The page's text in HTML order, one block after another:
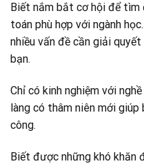
Biết nắm bắt cơ hội để tìm
toán phù hợp với ngành
nhiều vấn đề cần giải
bạn.
Chỉ có kinh nghiệm với
làng có thâm niên mới
công.
Biết được những khó khăn